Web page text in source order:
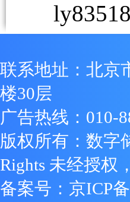
联系地址：北京
楼30层
广告热线：010-
版权所有：数字
Rights 未经授权
备案号： 京ICP